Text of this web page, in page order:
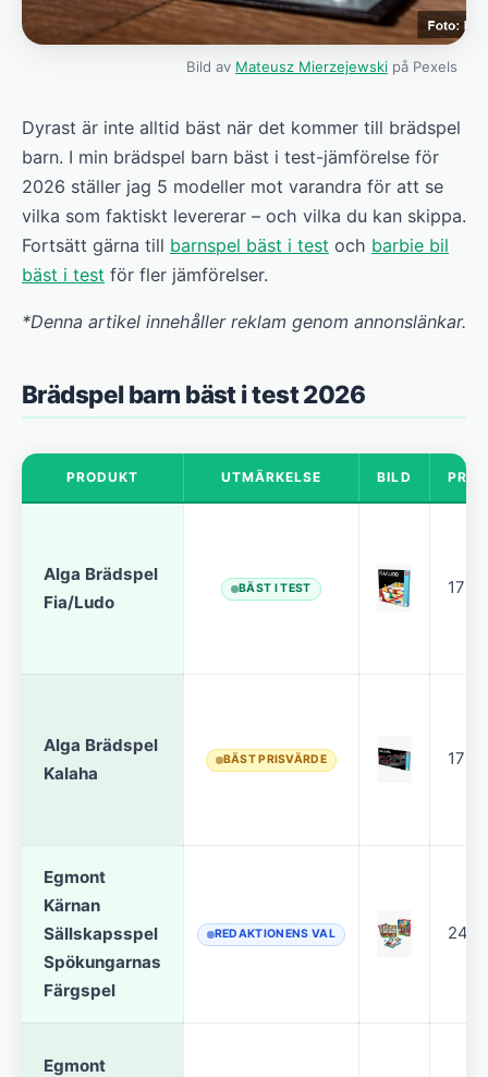
Bild av Mateusz Mierzejewski på Pexels
Dyrast är inte alltid bäst när det kommer till brädspel
barn. I min brädspel barn bäst i test-jämförelse för
2026 ställer jag 5 modeller mot varandra för att se
vilka som faktiskt levererar – och vilka du kan skippa.
Fortsätt gärna till barnspel bäst i test och barbie bil
bäst i test för fler jämförelser.
*Denna artikel innehåller reklam genom annonslänkar.
Brädspel barn bäst i test 2026
PRODUKT UTMÄRKELSE BILD
Alga Brädspel
Fia/Ludo
BÄST I TEST 179
Alga Brädspel
Kalaha
BÄST PRISVÄRDE 179
Egmont
Kärnan
Sällskapsspel
Spökungarnas
Färgspel
REDAKTIONENS VAL 249
Egmont